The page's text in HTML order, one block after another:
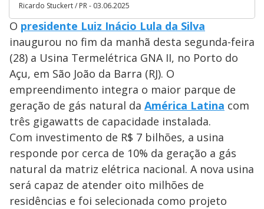
Ricardo Stuckert / PR - 03.06.2025
O presidente Luiz Inácio Lula da Silva
inaugurou no fim da manhã desta segunda-feira
(28) a Usina Termelétrica GNA II, no Porto do
Açu, em São João da Barra (RJ). O
empreendimento integra o maior parque de
geração de gás natural da América Latina com
três gigawatts de capacidade instalada.
Com investimento de R$ 7 bilhões, a usina
responde por cerca de 10% da geração a gás
natural da matriz elétrica nacional. A nova usina
será capaz de atender oito milhões de
residências e foi selecionada como projeto